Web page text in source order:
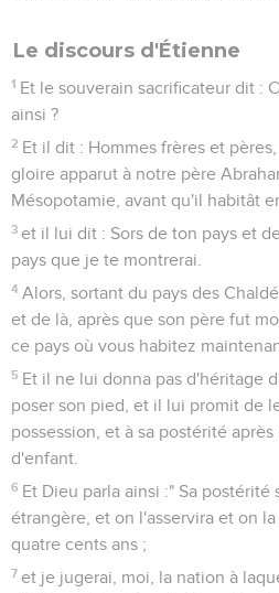
Le discours d'Étienne
1 Et le souverain sacrificateur dit :
ainsi ?
2 Et il dit : Hommes frères et
gloire apparut à notre père
Mésopotamie, avant qu'il habitât
3 et il lui dit : Sors de ton pays et
pays que je te montrerai.
4 Alors, sortant du pays des
et de là, après que son père fut
ce pays où vous habitez
5 Et il ne lui donna pas d'héritage
poser son pied, et il lui promit de
possession, et à sa postérité
d'enfant.
6 Et Dieu parla ainsi :" Sa
étrangère, et on l'asservira et on
quatre cents ans ;
7 et je jugerai, moi, la nation à